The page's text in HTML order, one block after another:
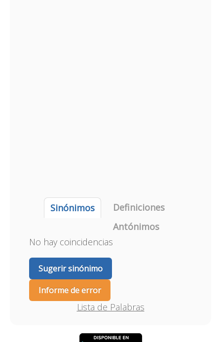
Sinónimos
Definiciones
Antónimos
No hay coincidencias
Sugerir sinónimo
Informe de error
Lista de Palabras